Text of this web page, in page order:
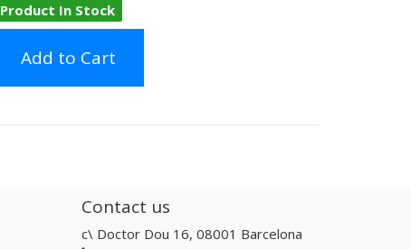
Product In Stock
Add to Cart
Contact us
c\ Doctor Dou 16, 08001 Barcelona